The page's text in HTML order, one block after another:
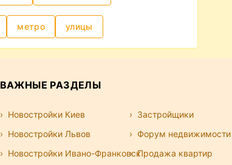
метро улицы
ВАЖНЫЕ РАЗДЕЛЫ
Новостройки Киев
Новостройки Львов
Новостройки Ивано-Франковск
Застройщики
Форум недвижимости
Продажа квартир